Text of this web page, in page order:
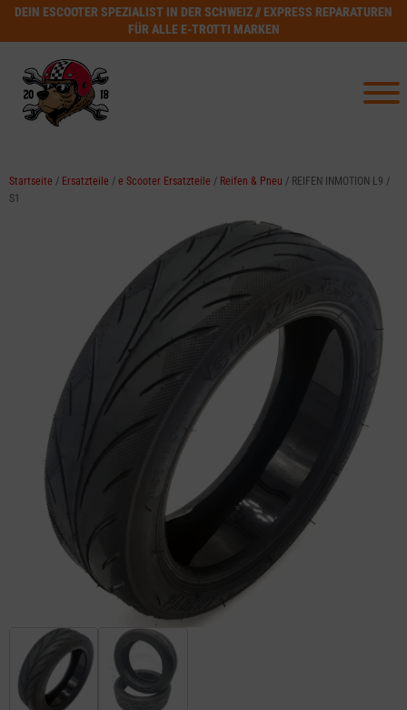
DEIN ESCOOTER SPEZIALIST IN DER SCHWEIZ // EXPRESS REPARATUREN
FÜR ALLE E-TROTTI MARKEN
Startseite / Ersatzteile / e Scooter Ersatzteile / Reifen & Pneu / REIFEN INMOTION L9 /
S1